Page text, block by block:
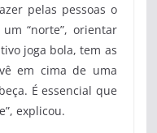
pelas pessoas o
“norte”, orientar
joga bola, tem as
em cima de uma
É essencial que
explicou.